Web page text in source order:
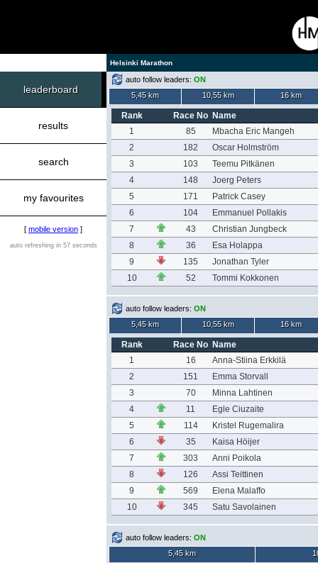
Helsinki Marathon
leaderboard
results
search
my favourites
[ mobile version ]
auto refreshing in 57 seconds
auto follow leaders: ON
5,45 km
10,55 km 16 km
Rank Race No Name
1
85
Mbacha Eric Mangeh
2
182
Oscar Holmström
3
103
Teemu Pitkänen
4
148
Joerg Peters
5
171
Patrick Casey
6
104
Emmanuel Pollakis
7
43
Christian Jungbeck
8
36
Esa Holappa
9
135
Jonathan Tyler
10
52 Tommi Kokkonen
auto follow leaders: ON
5,45 km
10,55 km 16 km
Rank Race No Name
1
16
Anna-Stiina Erkkilä
2
151
Emma Storvall
3
70
Minna Lahtinen
4
11
Egle Ciuzaite
5
114
Kristel Rugemalira
6
35
Kaisa Höijer
7
303
Anni Poikola
8
126
Assi Teittinen
9
569
Elena Malaffo
10
345 Satu Savolainen
auto follow leaders: ON
5,45 km